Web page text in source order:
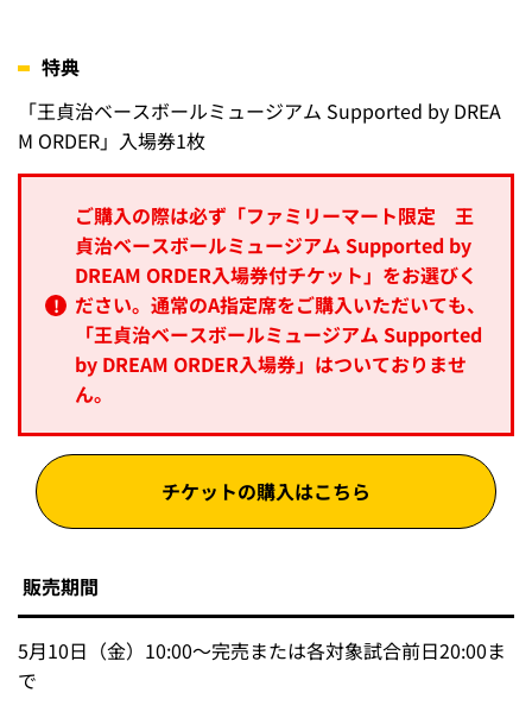
特典
「王貞治ベースボールミュージアム Supported by DREA
M ORDER」入場券1枚
ご購入の際は必ず「ファミリーマート限定 王
貞治ベースボールミュージアム Supported by
DREAM ORDER入場券付チケット」をお選びく
ださい。通常のA指定席をご購入いただいても、
「王貞治ベースボールミュージアム Supported
by DREAM ORDER入場券」はついておりませ
ん。
チケットの購入はこちら
販売期間
5月10日（金）10:00～完売または各対象試合前日20:00ま
で